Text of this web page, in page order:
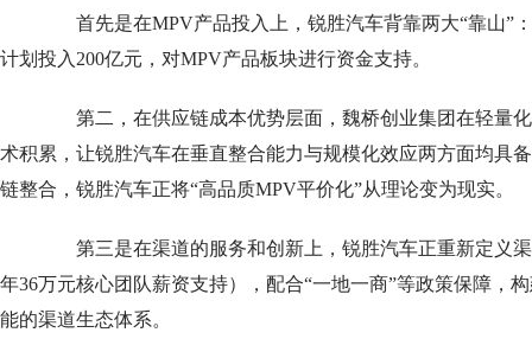
首先是在MPV产品投入上，锐胜汽车背靠两大“靠山”
计划投入200亿元，对MPV产品板块进行资金支持。
第二，在供应链成本优势层面，魏桥创业集团在轻量化
术积累，让锐胜汽车在垂直整合能力与规模化效应两方面均具
链整合，锐胜汽车正将“高品质MPV平价化”从理论变为现实。
第三是在渠道的服务和创新上，锐胜汽车正重新定义渠
年36万元核心团队薪资支持），配合“一地一商”等政策保障，
能的渠道生态体系。